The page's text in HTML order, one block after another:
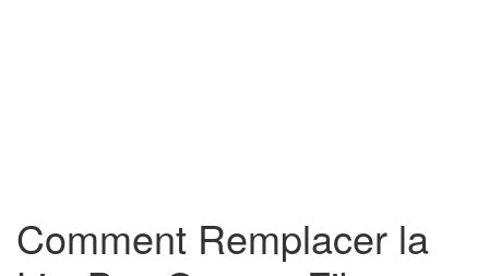
Comment Remplacer la